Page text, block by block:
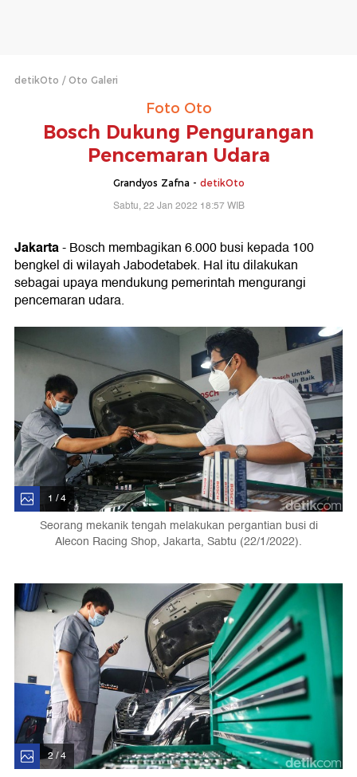
detikOto Oto Galeri
Foto Oto
Bosch Dukung Pengurangan
Pencemaran Udara
Grandyos Zafna - detikOto
Sabtu, 22 Jan 2022 18:57 WIB
Jakarta- Bosch membagikan 6.000 busi kepada 100
bengkel di wilayah Jabodetabek. Hal itu dilakukan
sebagai upaya mendukung pemerintah mengurangi
pencemaran udara.
1 / 4
Seorang mekanik tengah melakukan pergantian busi di
Alecon Racing Shop, Jakarta, Sabtu (22/1/2022).
2 / 4